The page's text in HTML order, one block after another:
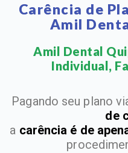
Carência de
Amil
Amil Dental
Individual,
Pagando seu plano
de
a carência é de